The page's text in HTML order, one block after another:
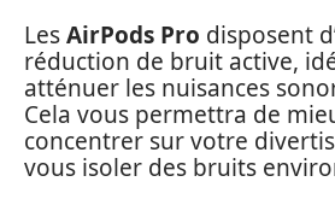
LesAirPods Pro disposent
réduction de bruit active,
atténuer les nuisances
Cela vous permettra de
concentrer sur votre
vous isoler des bruits